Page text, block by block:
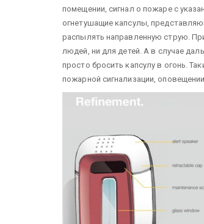
помещении, сигнал о пожаре с
огнетушащие капсулы,
распылять направленную струю.
людей, ни для детей. А в случае
просто бросить капсулу в огонь.
пожарной сигнализации,